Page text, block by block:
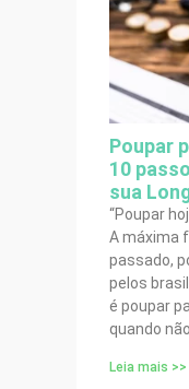
Poupar
10
sua
“Poupar
A máxima
passado,
pelos
é poupar
quando
Leia mais >>